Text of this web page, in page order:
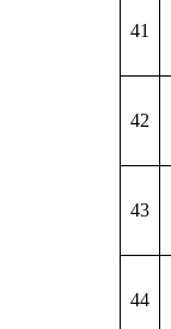
41
42
43
44